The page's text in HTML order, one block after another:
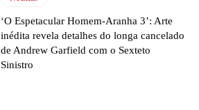
‘O Espetacular Homem-Aranha 3’: Arte
inédita revela detalhes do longa cancelado
de Andrew Garfield com o Sexteto
Sinistro